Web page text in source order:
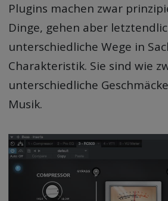
Plugins machen zwar
Dinge, gehen aber
unterschiedliche Wege in
Charakteristik. Sie sind wie
unterschiedliche
Musik.